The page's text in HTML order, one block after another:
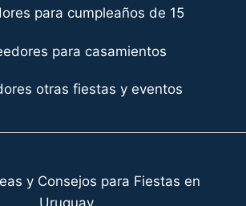
para cumpleaños de 15
para casamientos
otras fiestas y eventos
y Consejos para Fiestas en